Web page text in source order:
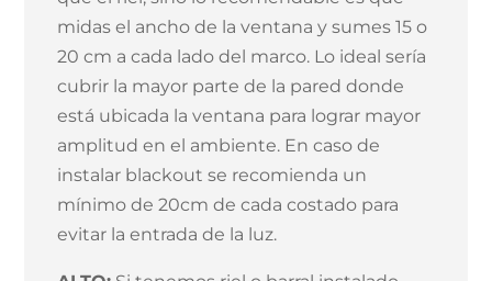
midas el ancho de la ventana y sumes 15 o
20 cm a cada lado del marco. Lo ideal sería
cubrir la mayor parte de la pared donde
está ubicada la ventana para lograr mayor
amplitud en el ambiente. En caso de
instalar blackout se recomienda un
mínimo de 20cm de cada costado para
evitar la entrada de la luz.